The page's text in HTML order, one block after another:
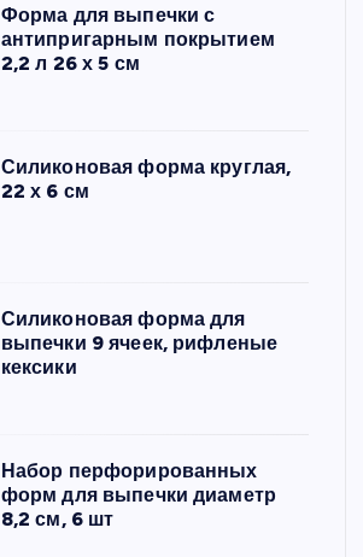
Форма для выпечки с
антипригарным покрытием
2,2 л 26 х 5 см
Силиконовая форма круглая,
22 х 6 см
Силиконовая форма для
выпечки 9 ячеек, рифленые
кексики
Набор перфорированных
форм для выпечки диаметр
8,2 см, 6 шт